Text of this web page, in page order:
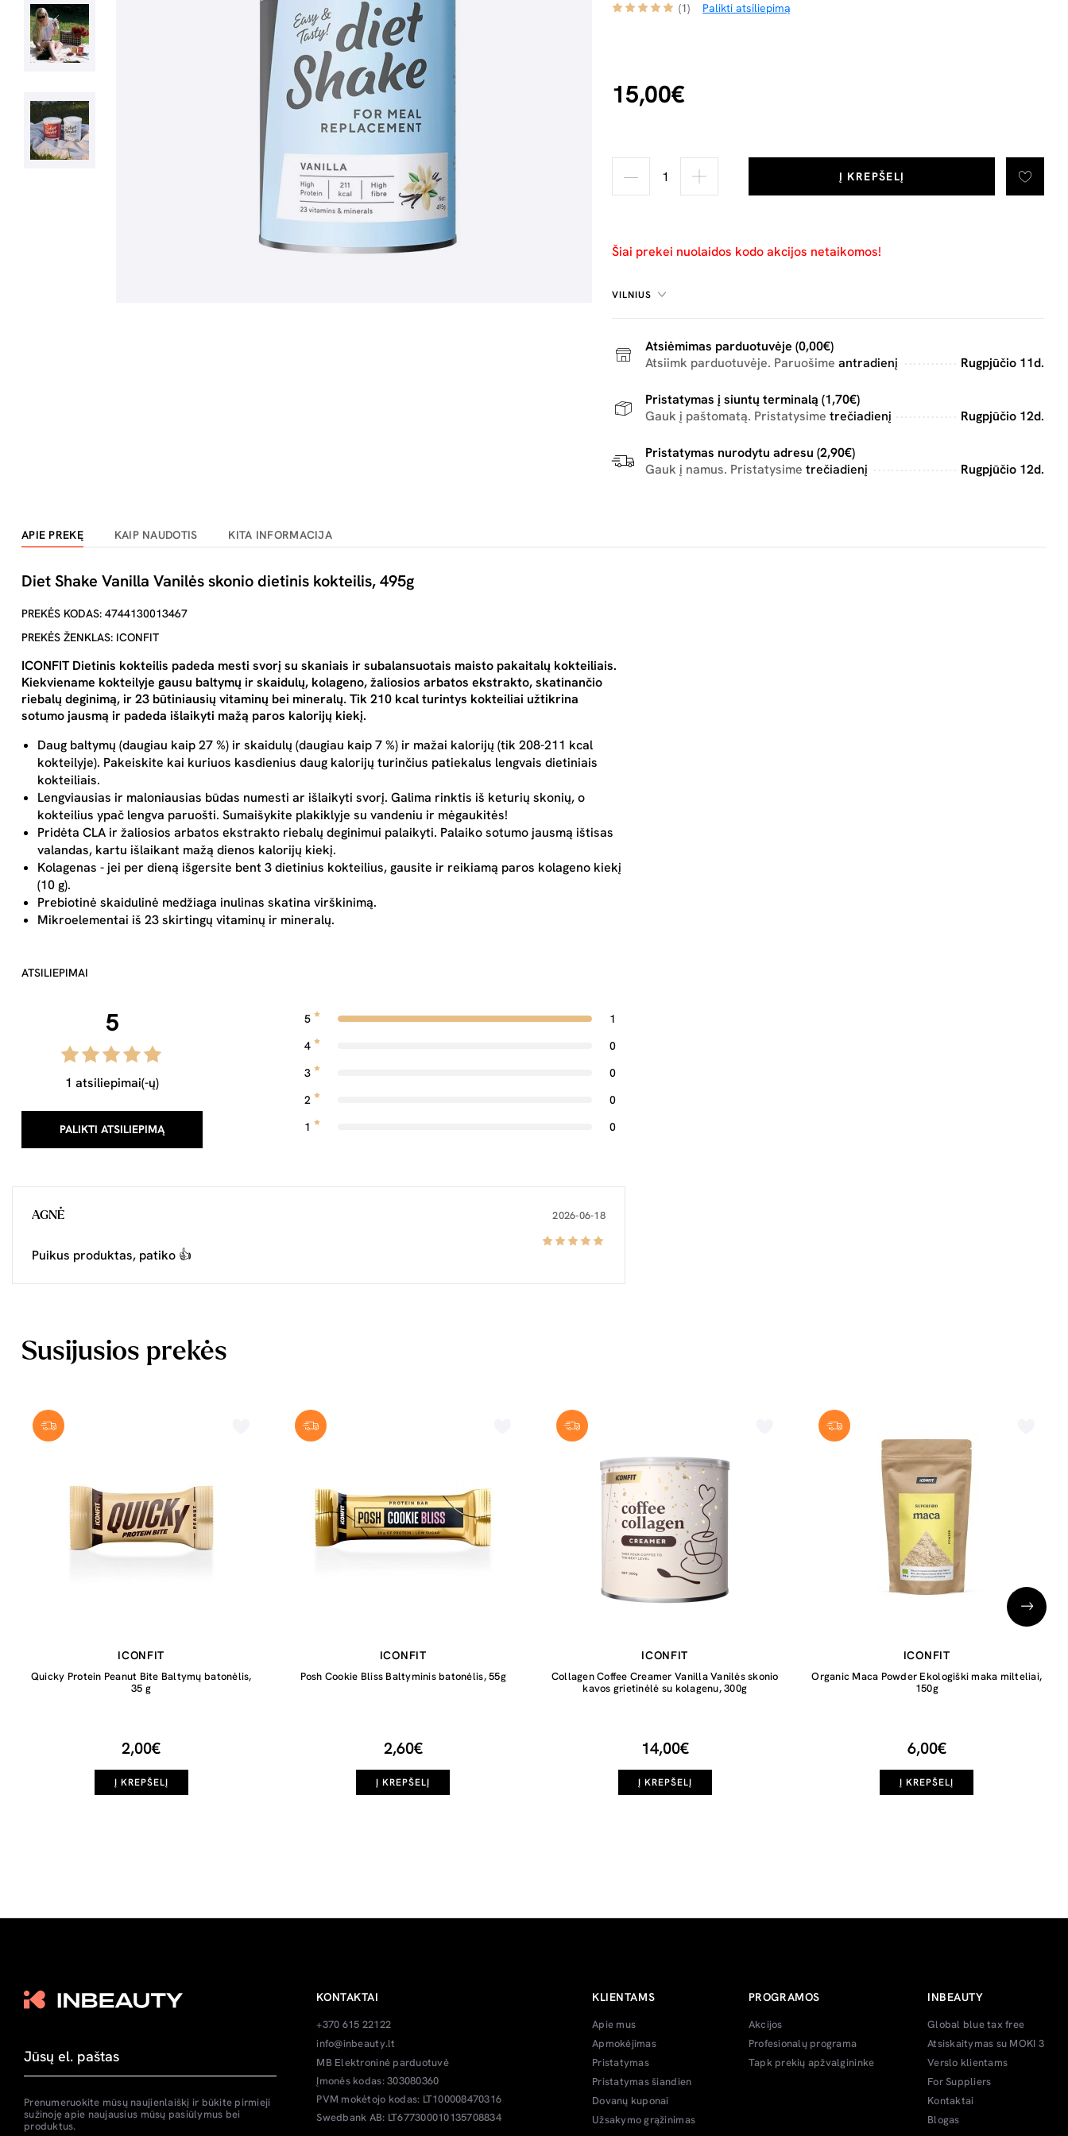
(1) Palikti atsiliepimą
15,00€
Į KREPŠELĮ
Šiai prekei nuolaidos kodo akcijos netaikomos!
VILNIUS
Atsiėmimas parduotuvėje (0,00€)
Atsiimk parduotuvėje. Paruošime antradienį Rugpjūčio 11d.
Pristatymas į siuntų terminalą (1,70€)
Gauk į paštomatą. Pristatysime trečiadienį Rugpjūčio 12d.
Pristatymas nurodytu adresu (2,90€)
Gauk į namus. Pristatysime trečiadienį Rugpjūčio 12d.
APIE PREKĘ KAIP NAUDOTIS KITA INFORMACIJA
Diet Shake Vanilla Vanilės skonio dietinis kokteilis, 495g
PREKĖS KODAS: 4744130013467
PREKĖS ŽENKLAS: ICONFIT
ICONFIT Dietinis kokteilis padeda mesti svorį su skaniais ir subalansuotais maisto pakaitalų kokteiliais.
Kiekviename kokteilyje gausu baltymų ir skaidulų, kolageno, žaliosios arbatos ekstrakto, skatinančio
riebalų deginimą, ir 23 būtiniausių vitaminų bei mineralų. Tik 210 kcal turintys kokteiliai užtikrina
sotumo jausmą ir padeda išlaikyti mažą paros kalorijų kiekį.
Daug baltymų (daugiau kaip 27 %) ir skaidulų (daugiau kaip 7 %) ir mažai kalorijų (tik 208-211 kcal
kokteilyje). Pakeiskite kai kuriuos kasdienius daug kalorijų turinčius patiekalus lengvais dietiniais
kokteiliais.
Lengviausias ir maloniausias būdas numesti ar išlaikyti svorį. Galima rinktis iš keturių skonių, o
kokteilius ypač lengva paruošti. Sumaišykite plakiklyje su vandeniu ir mėgaukitės!
Pridėta CLA ir žaliosios arbatos ekstrakto riebalų deginimui palaikyti. Palaiko sotumo jausmą ištisas
valandas, kartu išlaikant mažą dienos kalorijų kiekį.
Kolagenas - jei per dieną išgersite bent 3 dietinius kokteilius, gausite ir reikiamą paros kolageno kiekį
(10 g).
Prebiotinė skaidulinė medžiaga inulinas skatina virškinimą.
Mikroelementai iš 23 skirtingų vitaminų ir mineralų.
ATSILIEPIMAI
5
1 atsiliepimai(-ų)
PALIKTI ATSILIEPIMĄ
5
1
4
0
3
0
2
0
1
0
AGNĖ 2026-06-18
Puikus produktas, patiko 👍
Susijusios prekės
ICONFIT
Quicky Protein Peanut Bite Baltymų batonėlis,
35 g
2,00€
Į KREPŠELĮ
ICONFIT
Posh Cookie Bliss Baltyminis batonėlis, 55g
2,60€
Į KREPŠELĮ
ICONFIT
Collagen Coffee Creamer Vanilla Vanilės skonio
kavos grietinėlė su kolagenu, 300g
14,00€
Į KREPŠELĮ
ICONFIT
Organic Maca Powder Ekologiški maka milteliai,
150g
6,00€
Į KREPŠELĮ
Prenumeruokite mūsų naujienlaiškį ir būkite pirmieji
sužinoję apie naujausius mūsų pasiūlymus bei
produktus.
KONTAKTAI
+370 615 22122
info@inbeauty.lt
MB Elektroninė parduotuvė
Įmonės kodas: 303080360
PVM mokėtojo kodas: LT100008470316
Swedbank AB: LT677300010135708834
KLIENTAMS
Apie mus
Apmokėjimas
Pristatymas
Pristatymas šiandien
Dovanų kuponai
Užsakymo grąžinimas
PROGRAMOS
Akcijos
Profesionalų programa
Tapk prekių apžvalgininke
INBEAUTY
Global blue tax free
Atsiskaitymas su MOKI 3
Verslo klientams
For Suppliers
Kontaktai
Blogas